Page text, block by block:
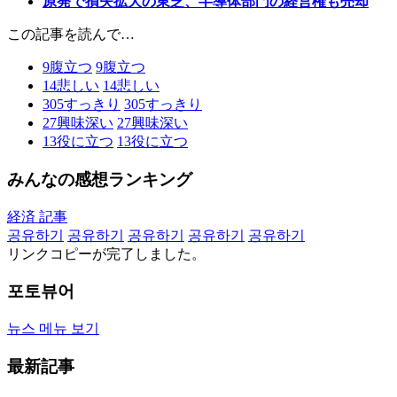
この記事を読んで…
9腹立つ 9腹立つ
14悲しい 14悲しい
305すっきり 305すっきり
27興味深い 27興味深い
13役に立つ 13役に立つ
みんなの感想ランキング
経済 記事
공유하기
공유하기 공유하기 공유하기
공유하기
リンクコピーが完了しました。
포토뷰어
뉴스 메뉴 보기
最新記事